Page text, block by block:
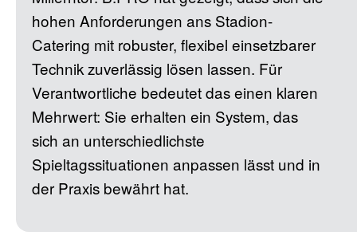
hohen Anforderungen ans Stadion-
Catering mit robuster, flexibel einsetzbarer
Technik zuverlässig lösen lassen. Für
Verantwortliche bedeutet das einen klaren
Mehrwert: Sie erhalten ein System, das
sich an unterschiedlichste
Spieltagssituationen anpassen lässt und in
der Praxis bewährt hat.